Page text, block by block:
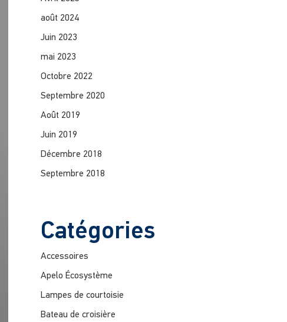
août 2024
Juin 2023
mai 2023
Octobre 2022
Septembre 2020
Août 2019
Juin 2019
Décembre 2018
Septembre 2018
Catégories
Accessoires
Apelo Écosystème
Lampes de courtoisie
Bateau de croisière